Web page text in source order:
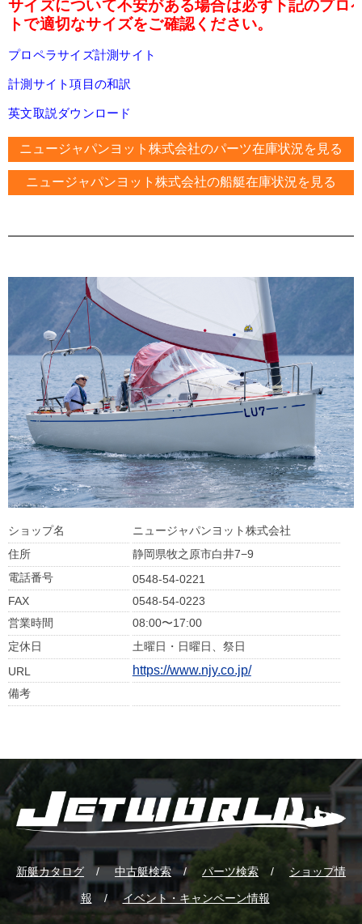
サイズについて不安がある場合は必ず下記のプロ
トで適切なサイズをご確認ください。
プロペラサイズ計測サイト
計測サイト項目の和訳
英文取説ダウンロード
ニュージャパンヨット株式会社のパーツ在庫状況を見る
ニュージャパンヨット株式会社の船艇在庫状況を見る
ショップ名
ニュージャパンヨット株式会社
住所
静岡県牧之原市白井7−9
電話番号
0548-54-0221
FAX
0548-54-0223
営業時間
08:00〜17:00
定休日
土曜日・日曜日、祭日
URL
https://www.njy.co.jp/
備考
新艇カタログ 中古艇検索 パーツ検索 ショップ情
報 イベント・キャンペーン情報